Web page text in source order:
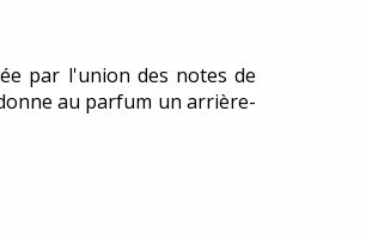
par l'union des notes de
au parfum un arrière-